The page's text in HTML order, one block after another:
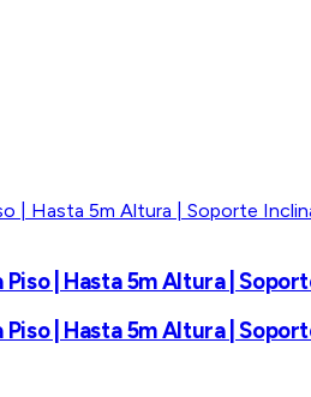
| Hasta 5m Altura |
| Hasta 5m Altura |